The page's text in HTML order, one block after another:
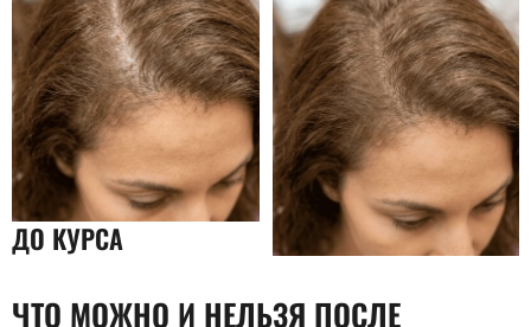
ДО КУРСА
ЧТО МОЖНО И НЕЛЬЗЯ ПОСЛЕ